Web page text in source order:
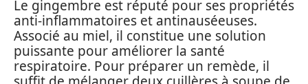
Le gingembre est réputé pour ses propriétés
anti-inflammatoires et antinauséeuses.
Associé au miel, il constitue une solution
puissante pour améliorer la santé
respiratoire. Pour préparer un remède, il